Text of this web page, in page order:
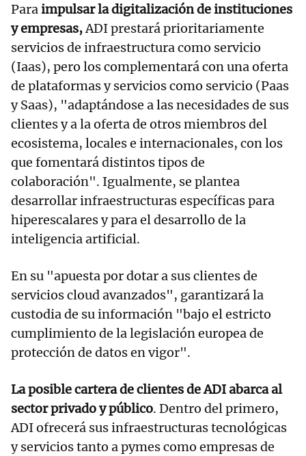
Paraimpulsar la digitalización de instituciones
y empresas,ADI prestará prioritariamente
servicios de infraestructura como servicio
(Iaas), pero los complementará con una oferta
de plataformas y servicios como servicio (Paas
y Saas), "adaptándose a las necesidades de sus
clientes y a la oferta de otros miembros del
ecosistema, locales e internacionales, con los
que fomentará distintos tipos de
colaboración". Igualmente, se plantea
desarrollar infraestructuras específicas para
hiperescalares y para el desarrollo de la
inteligencia artificial.
En su "apuesta por dotar a sus clientes de
servicios cloud avanzados", garantizará la
custodia de su información "bajo el estricto
cumplimiento de la legislación europea de
protección de datos en vigor".
La posible cartera de clientes de ADI abarca al
sector privado y público. Dentro del primero,
ADI ofrecerá sus infraestructuras tecnológicas
y servicios tanto a pymes como empresas de